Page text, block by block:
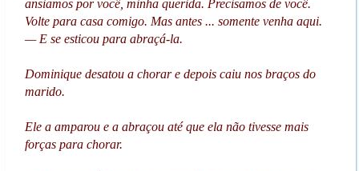
ansiamos por você, minha querida. Precisamos de você.
Volte para casa comigo. Mas antes ... somente venha aqui.
— E se esticou para abraçá-la.
Dominique desatou a chorar e depois caiu nos braços do
marido.
Ele a amparou e a abraçou até que ela não tivesse mais
forças para chorar.